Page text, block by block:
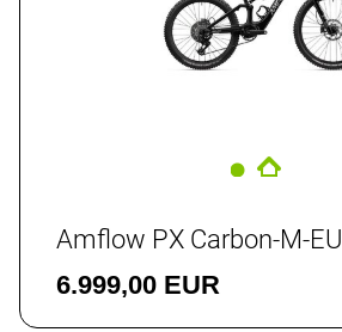
Amflow PX Carbon-M-EU
6.999,00 EUR